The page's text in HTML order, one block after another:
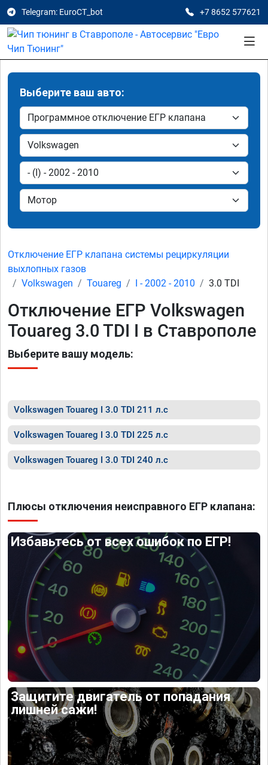
Telegram: EuroCT_bot +7 8652 577621
Выберите ваш авто:
Отключение ЕГР клапана системы рециркуляции
выхлопных газов
Volkswagen
Touareg I - 2002 - 2010 3.0 TDI
Отключение ЕГР Volkswagen
Touareg 3.0 TDI I в Ставрополе
Выберите вашу модель:
Volkswagen Touareg I 3.0 TDI 211 л.с
Volkswagen Touareg I 3.0 TDI 225 л.с
Volkswagen Touareg I 3.0 TDI 240 л.с
Плюсы отключения неисправного ЕГР клапана:
Избавьтесь от всех ошибок по ЕГР!
Защитите двигатель от попадания
лишней сажи!